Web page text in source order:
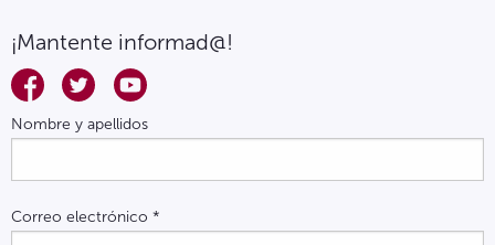
¡Mantente informad@!
Nombre y apellidos
Correo electrónico *